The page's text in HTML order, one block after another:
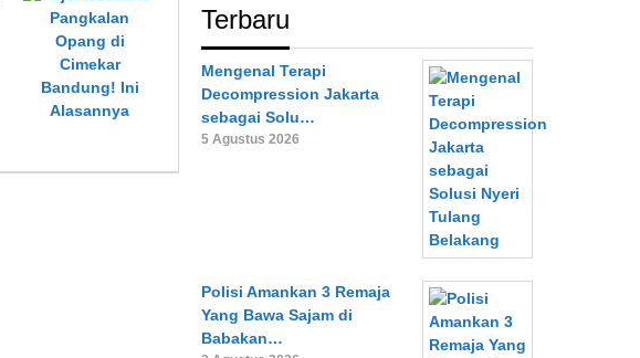
Terbaru
Mengenal Terapi
Decompression Jakarta
sebagai Solu…
5 Agustus 2026
Polisi Amankan 3 Remaja
Yang Bawa Sajam di
Babakan…